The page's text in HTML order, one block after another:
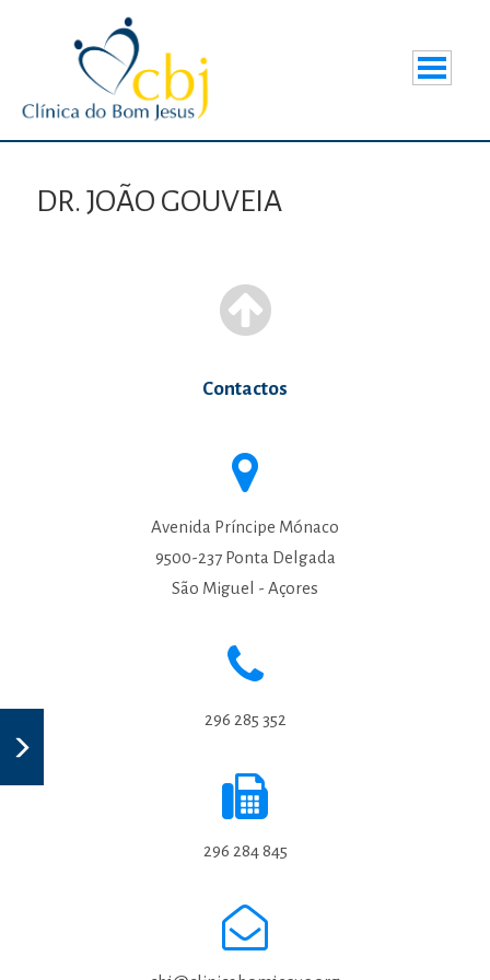
DR. JOÃO GOUVEIA
Contactos
Avenida Príncipe Mónaco
9500-237 Ponta Delgada
São Miguel - Açores
296 285 352
296 284 845